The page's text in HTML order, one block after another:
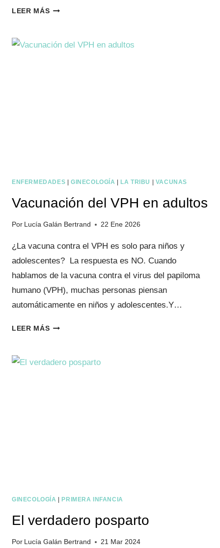
LEER MÁSMIOPÍA
ENFERMEDADES | GINECOLOGÍA |LA TRIBU | VACUNAS
Vacunación del VPH en adultos
Por Lucía Galán Bertrand 22 Ene 2026
¿La vacuna contra el VPH es solo para niños y
adolescentes? La respuesta es NO. Cuando
hablamos de la vacuna contra el virus del papiloma
humano (VPH), muchas personas piensan
automáticamente en niños y adolescentes.Y…
LEER MÁSVACUNACIÓN
EN
GINECOLOGÍA |PRIMERA INFANCIA
El verdadero posparto
Por Lucía Galán Bertrand 21 Mar 2024